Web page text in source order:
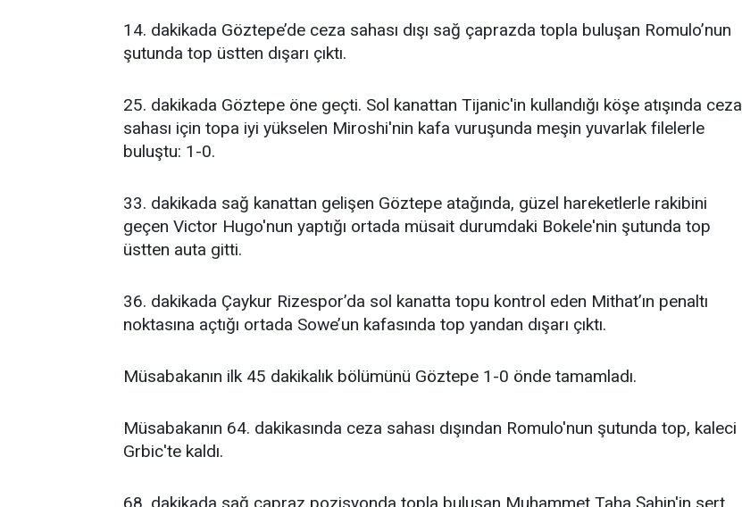
14. dakikada Göztepe’de ceza sahası dışı sağ çaprazda topla buluşan Romulo’nun
şutunda top üstten dışarı çıktı.
25. dakikada Göztepe öne geçti. Sol kanattan Tijanic'in kullandığı köşe atışında ceza
sahası için topa iyi yükselen Miroshi'nin kafa vuruşunda meşin yuvarlak filelerle
buluştu: 1-0.
33. dakikada sağ kanattan gelişen Göztepe atağında, güzel hareketlerle rakibini
geçen Victor Hugo'nun yaptığı ortada müsait durumdaki Bokele'nin şutunda top
üstten auta gitti.
36. dakikada Çaykur Rizespor’da sol kanatta topu kontrol eden Mithat’ın penaltı
noktasına açtığı ortada Sowe’un kafasında top yandan dışarı çıktı.
Müsabakanın ilk 45 dakikalık bölümünü Göztepe 1-0 önde tamamladı.
Müsabakanın 64. dakikasında ceza sahası dışından Romulo'nun şutunda top, kaleci
Grbic'te kaldı.